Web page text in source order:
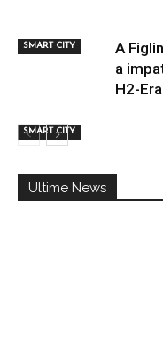
SMART CITY
SMART CITY
A
a
H2-
Ultime News